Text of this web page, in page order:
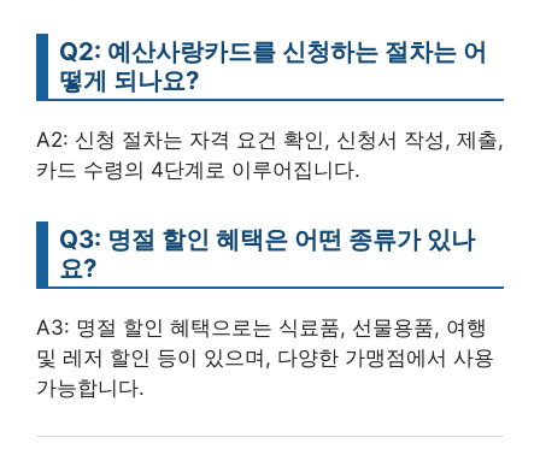
Q2: 예산사랑카드를 신청하는 절차는 어
떻게 되나요?
A2: 신청 절차는 자격 요건 확인, 신청서 작성, 제출,
카드 수령의 4단계로 이루어집니다.
Q3: 명절 할인 혜택은 어떤 종류가 있나
요?
A3: 명절 할인 혜택으로는 식료품, 선물용품, 여행
및 레저 할인 등이 있으며, 다양한 가맹점에서 사용
가능합니다.